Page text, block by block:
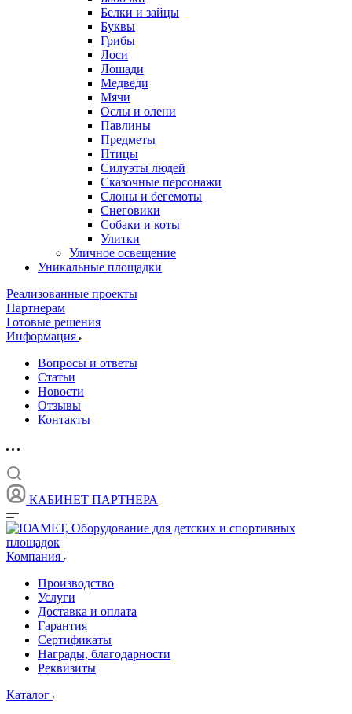
Белки и зайцы
Буквы
Грибы
Лоси
Лошади
Медведи
Мячи
Ослы и олени
Павлины
Предметы
Птицы
Силуэты людей
Сказочные персонажи
Слоны и бегемоты
Снеговики
Собаки и коты
Улитки
Уличное освещение
Уникальные площадки
Реализованные проекты
Партнерам
Готовые решения
Информация
Вопросы и ответы
Статьи
Новости
Отзывы
Контакты
КАБИНЕТ ПАРТНЕРА
Компания
Производство
Услуги
Доставка и оплата
Гарантия
Сертификаты
Награды, благодарности
Реквизиты
Каталог